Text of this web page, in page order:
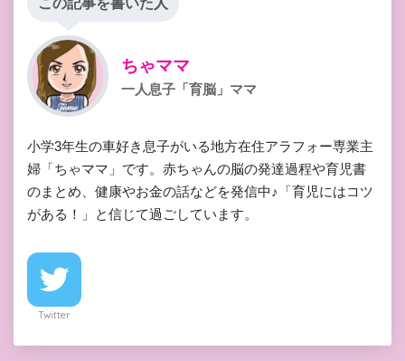
この記事を書いた人
ちゃママ
一人息子「育脳」ママ
小学3年生の車好き息子がいる地方在住アラフォー専業主
婦「ちゃママ」です。赤ちゃんの脳の発達過程や育児書
のまとめ、健康やお金の話などを発信中♪「育児にはコツ
がある！」と信じて過ごしています。
Twitter